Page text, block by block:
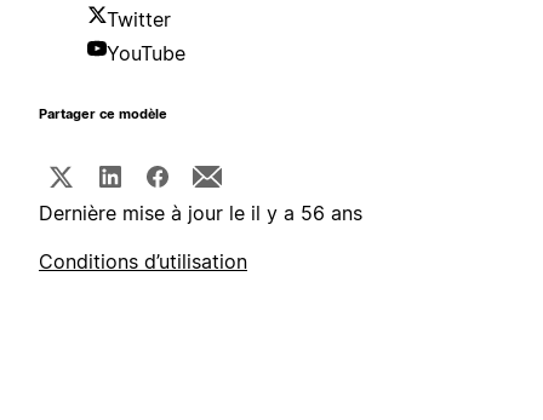
Twitter
YouTube
Partager ce modèle
Dernière mise à jour le il y a 56 ans
Conditions d’utilisation